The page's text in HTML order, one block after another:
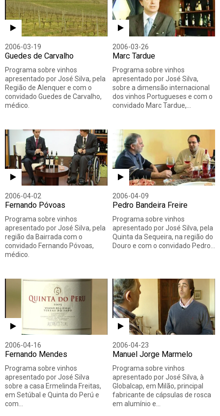
2006-03-19
Guedes de Carvalho
Programa sobre vinhos
apresentado por José Silva, pela
Região de Alenquer e com o
convidado Guedes de Carvalho,
médico.
2006-03-26
Marc Tardue
Programa sobre vinhos
apresentado por José Silva,
sobre a dimensão internacional
dos vinhos Portugueses e com o
convidado Marc Tardue,…
2006-04-02
Fernando Póvoas
Programa sobre vinhos
apresentado por José Silva, pela
região da Bairrada com o
convidado Fernando Póvoas,
médico.
2006-04-09
Pedro Bandeira Freire
Programa sobre vinhos
apresentado por José Silva, pela
Quinta da Sequeira, na região do
Douro e com o convidado Pedro…
2006-04-16
Fernando Mendes
Programa sobre vinhos
apresentado por José Silva
sobre a casa Ermelinda Freitas,
em Setúbal e Quinta do Perú e
com…
2006-04-23
Manuel Jorge Marmelo
Programa sobre vinhos
apresentado por José Silva, à
Globalcap, em Milão, principal
fabricante de cápsulas de rosca
em alumínio e…